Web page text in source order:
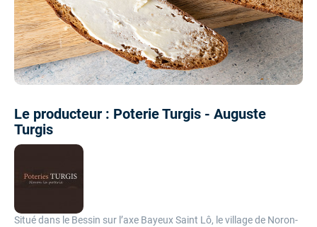
Le producteur : Poterie Turgis - Auguste
Turgis
Situé dans le Bessin sur l’axe Bayeux Saint Lô, le village de Noron-